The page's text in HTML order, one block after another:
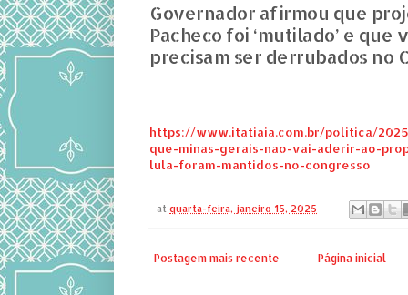
Governador afirmou que
Pacheco foi ‘mutilado’ e que
precisam ser derrubados no
https://www.itatiaia.com.br/politica/
que-minas-gerais-nao-vai-aderir-ao-
lula-foram-mantidos-no-congresso
atquarta-feira, janeiro 15, 2025
Postagem mais recente Página inicial